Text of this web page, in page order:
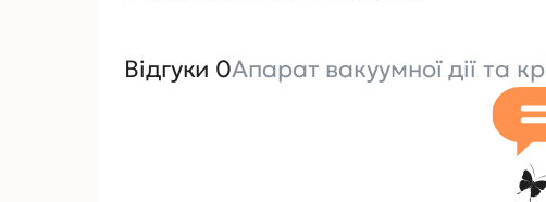
Відгуки 0Апарат вакуумної дії та